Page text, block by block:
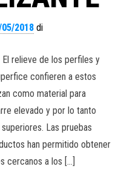
2018 di
El relieve de los perfiles y
confieren a estos
como material para
elevado y por lo tanto
Las pruebas
han permitido obtener
cercanos a los […]